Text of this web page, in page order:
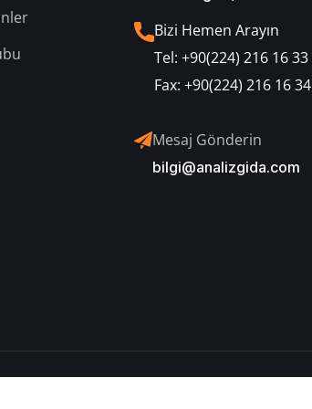
Bizi Hemen Arayın
Tel: +90(224) 216 16 33
Fax: +90(224) 216 16 34
Mesaj Gönderin
bilgi@analizgida.com